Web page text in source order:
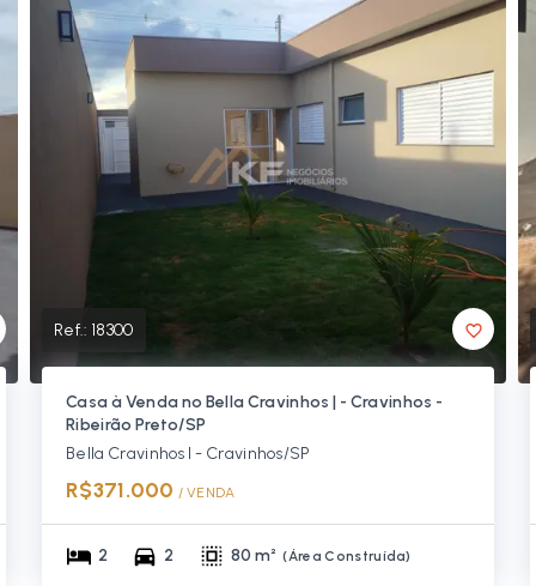
Ref.: 18300
Casa à Venda no Bella Cravinhos | - Cravinhos -
Ribeirão Preto/SP
Bella Cravinhos I - Cravinhos/SP
R$371.000 / VENDA
2 2 80 m² (Área Construída)